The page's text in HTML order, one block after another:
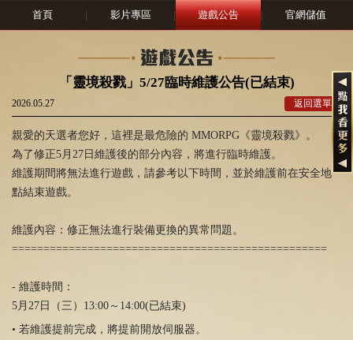
首頁 | 影片專區 | 遊戲公告 | 官網儲值
「靈境殺戮」5/27臨時維護公告(已結束)
2026.05.27 返回選單
親愛的天選者您好，這裡是最危險的 MMORPG《靈境殺戮》。
為了修正5月27日維護後的部分內容，將進行臨時維護。
維護期間將無法進行遊戲，請參考以下時間，並於維護前在安全地
點結束遊戲。
維護內容：修正無法進行裝備更換的異常問題。
==================================================
- 維護時間：
5月27日（三）13:00～14:00(已結束)
• 若維護提前完成，將提前開放伺服器。